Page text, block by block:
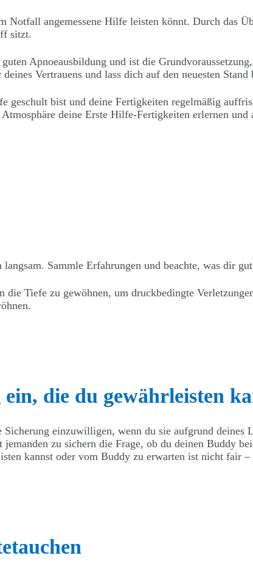
angemessene Hilfe leisten könnt. Durch das
sitzt.
Apnoeausbildung und ist die
Vertrauens und lass dich auf den neuesten Stand
geschult bist und deine Fertigkeiten regelmäßig
deine Erste Hilfe-Fertigkeiten erlernen und
Sammle Erfahrungen und beachte, was dir
Tiefe zu gewöhnen, um druckbedingte
die du gewährleisten
einzuwilligen, wenn du sie aufgrund deines
zu sichern die Frage, ob du deinen Buddy
kannst oder vom Buddy zu erwarten ist nicht fair